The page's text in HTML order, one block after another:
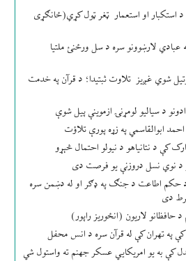
د استکبار او استعمار ټغر ټول کړي(ځانګړی
عبادي لارښوونو سره د سل ورځنئ ملتیا
شوي غږیز تلاوت ثبتیدا؛ د قرآن په خدمت
د سیالیو لومړنۍ ازموینې پیل شوې
ابوالقاسمي په زړه پورې تلاؤت
کې د نتانیاهو د نیولو احتمال څېړو
د نوي نسل دروزنې یو فرصت دی
د حکم اطاعت د جنګ په ډګر او له دښمن سره
دی
لاریون (انځوریز راپور)
په تهران کې له قرآن سره د انس محفل
کې به یو امریکایي عسکر جهنم ته واستول شي